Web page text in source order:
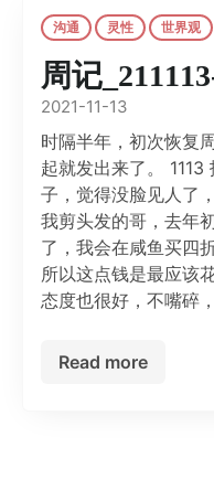
沟通 灵性 世界观
周记
2021-11-13
时隔半年，初次恢复
起就发出来了。
子，觉得没脸见人了
我剪头发的哥，去年
了，我会在咸鱼买四
所以这点钱是最应该
态度也很好，不嘴碎
Read more